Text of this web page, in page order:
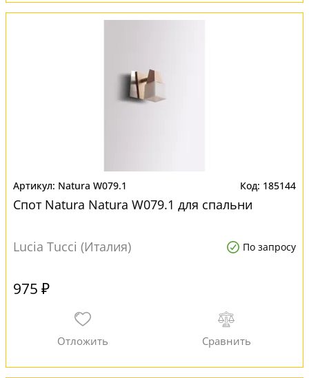
Natura W079.1 185144
Спот Natura Natura W079.1 для спальни
Lucia Tucci (Италия) По запросу
975 ₽